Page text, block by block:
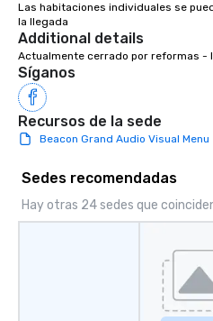
Las habitaciones individuales se
la llegada
Additional details
Actualmente cerrado por reformas -
Síganos
Recursos de la sede
Beacon Grand Audio Visual Menu
Sedes recomendadas
Hay otras 24 sedes que